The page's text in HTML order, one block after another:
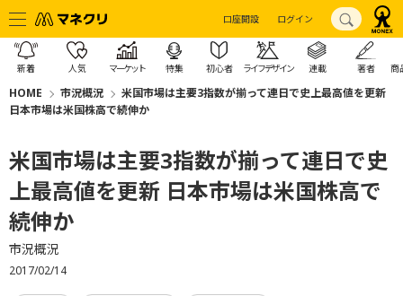
口座開設 ログイン
新着 人気 マーケット 特集 初心者 ライフデザイン 連載 著者 商
HOME 市況概況
米国市場は主要3指数が揃って連日で史上最高値を更新
日本市場は米国株高で続伸か
米国市場は主要3指数が揃って連日で史
上最高値を更新 日本市場は米国株高で
続伸か
市況概況
2017/02/14